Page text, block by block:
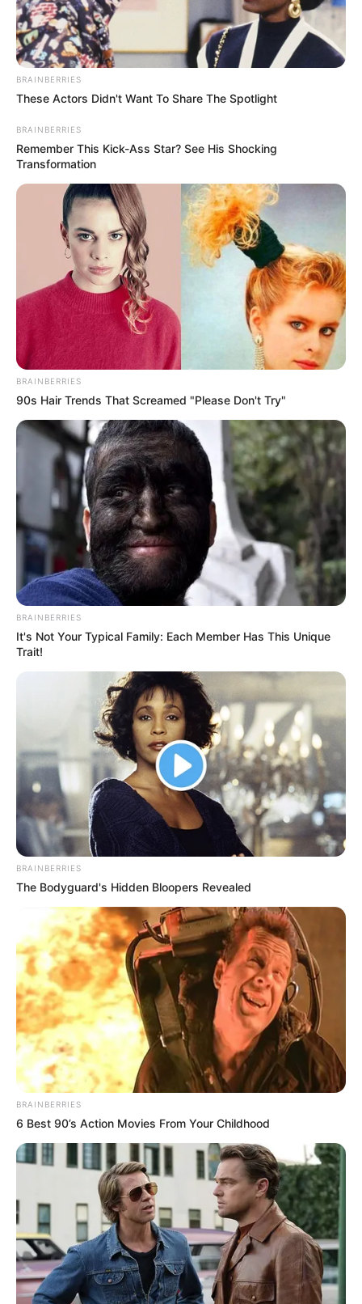
BRAINBERRIES
These Actors Didn't Want To Share The Spotlight
BRAINBERRIES
Remember This Kick-Ass Star? See His Shocking
Transformation
BRAINBERRIES
90s Hair Trends That Screamed "Please Don't Try"
BRAINBERRIES
It's Not Your Typical Family: Each Member Has This Unique
Trait!
BRAINBERRIES
The Bodyguard's Hidden Bloopers Revealed
BRAINBERRIES
6 Best 90’s Action Movies From Your Childhood